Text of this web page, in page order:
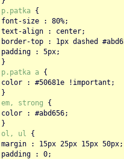
p.patka{
font-size : 80%;
text-align : center;
border-top : 1px dashed
padding : 5px;
}
p.patka a{
color : #50681e !important;
}
em, strong {
color : #abd656;
}
ol, ul {
margin : 15px 25px 15px 50px;
padding : 0;